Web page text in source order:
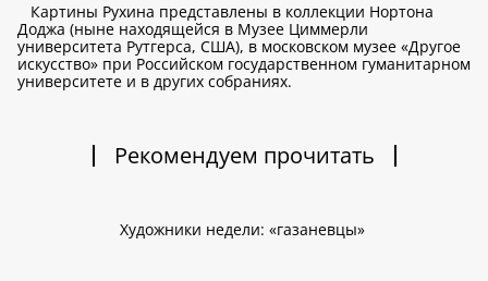
Картины Рухина представлены в коллекции Нортона
Доджа (ныне находящейся в Музее Циммерли
университета Рутгерса, США), в московском музее «Другое
искусство» при Российском государственном гуманитарном
университете и в других собраниях.
Рекомендуем прочитать
Художники недели: «газаневцы»